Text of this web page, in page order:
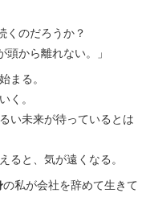
くのだろうか？
から離れない。」
まる。
く。
い未来が待っているとは
ると、気が遠くなる。
の私が会社を辞めて生きて